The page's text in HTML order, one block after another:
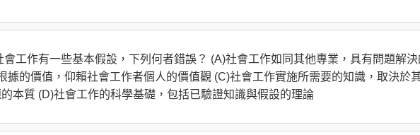
工作有一些基本假設，下列何者錯誤？ (A)社會工作如同其他專業，具有問題解決
據的價值，仰賴社會工作者個人的價值觀 (C)社會工作實施所需要的知識，取決於
本質 (D)社會工作的科學基礎，包括已驗證知識與假設的理論